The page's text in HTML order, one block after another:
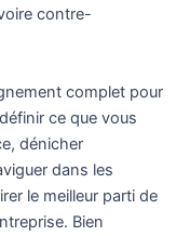
contre-
complet pour
ce que vous
dénicher
dans les
le meilleur parti de
Bien